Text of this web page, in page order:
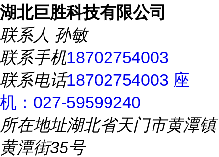
湖北巨胜科技有限公司
联系人 孙敏
联系手机18702754003
联系电话18702754003 座
机：027-59599240
所在地址湖北省天门市黄潭镇
黄潭街35号